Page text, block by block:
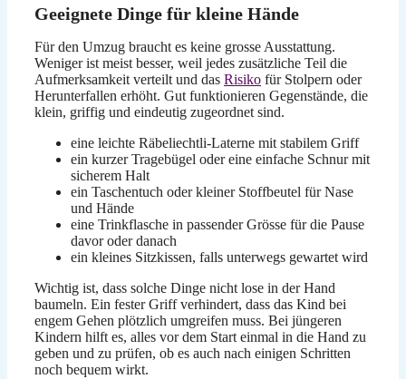
Geeignete Dinge für kleine Hände
Für den Umzug braucht es keine grosse Ausstattung.
Weniger ist meist besser, weil jedes zusätzliche Teil die
Aufmerksamkeit verteilt und das Risiko für Stolpern oder
Herunterfallen erhöht. Gut funktionieren Gegenstände, die
klein, griffig und eindeutig zugeordnet sind.
eine leichte Räbeliechtli-Laterne mit stabilem Griff
ein kurzer Tragebügel oder eine einfache Schnur mit
sicherem Halt
ein Taschentuch oder kleiner Stoffbeutel für Nase
und Hände
eine Trinkflasche in passender Grösse für die Pause
davor oder danach
ein kleines Sitzkissen, falls unterwegs gewartet wird
Wichtig ist, dass solche Dinge nicht lose in der Hand
baumeln. Ein fester Griff verhindert, dass das Kind bei
engem Gehen plötzlich umgreifen muss. Bei jüngeren
Kindern hilft es, alles vor dem Start einmal in die Hand zu
geben und zu prüfen, ob es auch nach einigen Schritten
noch bequem wirkt.